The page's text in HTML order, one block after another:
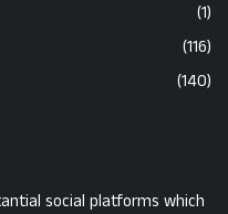
(1)
(116)
(140)
social platforms which